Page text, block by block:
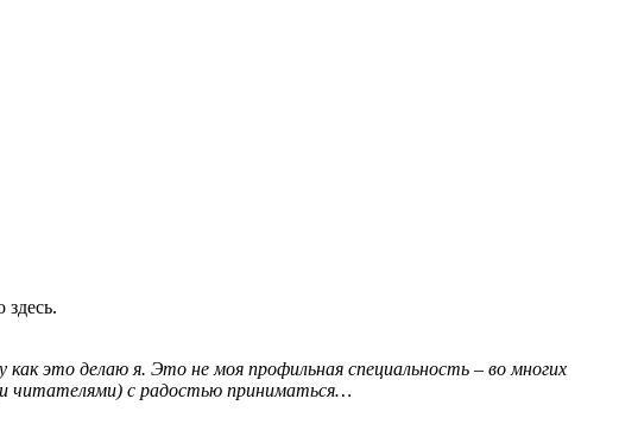
это делаю я. Это не моя профильная специальность – во многих
читателями) с радостью приниматься…